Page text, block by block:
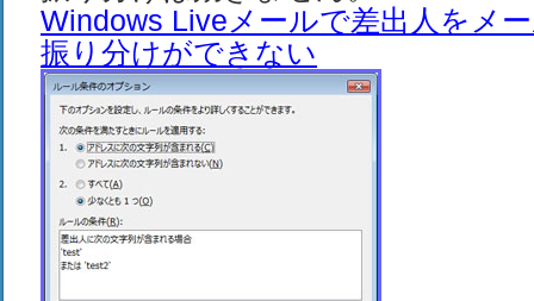
Windows Liveメールで差出人をメ
振り分けができない